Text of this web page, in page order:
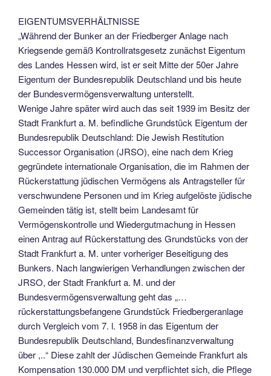
EIGENTUMSVERHÄLTNISSE
„Während der Bunker an der Friedberger Anlage nach
Kriegsende gemäß Kontrollratsgesetz zunächst Eigentum
des Landes Hessen wird, ist er seit Mitte der 50er Jahre
Eigentum der Bundesrepublik Deutschland und bis heute
der Bundesvermögensverwaltung unterstellt.
Wenige Jahre später wird auch das seit 1939 im Besitz der
Stadt Frankfurt a. M. befindliche Grundstück Eigentum der
Bundesrepublik Deutschland: Die Jewish Restitution
Successor Organisation (JRSO), eine nach dem Krieg
gegründete internationale Organisation, die im Rahmen der
Rückerstattung jüdischen Vermögens als Antragsteller für
verschwundene Personen und im Krieg aufgelöste jüdische
Gemeinden tätig ist, stellt beim Landesamt für
Vermögenskontrolle und Wiedergutmachung in Hessen
einen Antrag auf Rückerstattung des Grundstücks von der
Stadt Frankfurt a. M. unter vorheriger Beseitigung des
Bunkers. Nach langwierigen Verhandlungen zwischen der
JRSO, der Stadt Frankfurt a. M. und der
Bundesvermögensverwaltung geht das „…
rückerstattungsbefangene Grundstück Friedbergeranlage
durch Vergleich vom 7. l. 1958 in das Eigentum der
Bundesrepublik Deutschland, Bundesfinanzverwaltung
über ,..“ Diese zahlt der Jüdischen Gemeinde Frankfurt als
Kompensation 130.000 DM und verpflichtet sich, die Pflege